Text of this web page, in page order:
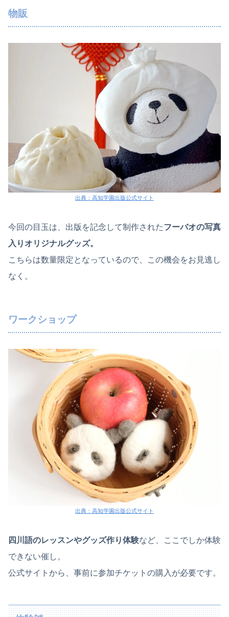
物販
出典：高知学園出版公式サイト
今回の目玉は、出版を記念して制作されたフーバオの写真
入りオリジナルグッズ。
こちらは数量限定となっているので、この機会をお見逃し
なく。
ワークショップ
出典：高知学園出版公式サイト
四川語のレッスンやグッズ作り体験など、ここでしか体験
できない催し。
公式サイトから、事前に参加チケットの購入が必要です。